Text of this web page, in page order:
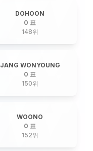
DOHOON
0 표
148위
JANG WONYOUNG
0 표
150위
WOONO
0 표
152위